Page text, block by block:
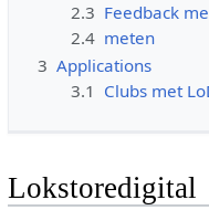
2.3 Feedback
2.4 meten
3 Applications
3.1 Clubs met
Lokstoredigital